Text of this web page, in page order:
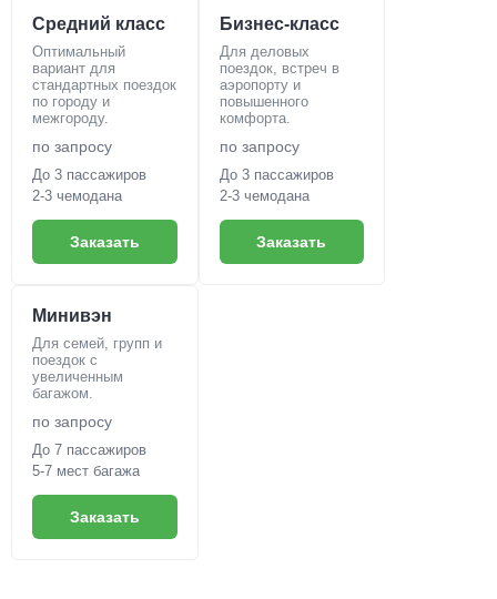
Средний класс
Оптимальный
вариант для
стандартных поездок
по городу и
межгороду.
по запросу
До 3 пассажиров
2-3 чемодана
Заказать
Бизнес-класс
Для деловых
поездок, встреч в
аэропорту и
повышенного
комфорта.
по запросу
До 3 пассажиров
2-3 чемодана
Заказать
Минивэн
Для семей, групп и
поездок с
увеличенным
багажом.
по запросу
До 7 пассажиров
5-7 мест багажа
Заказать